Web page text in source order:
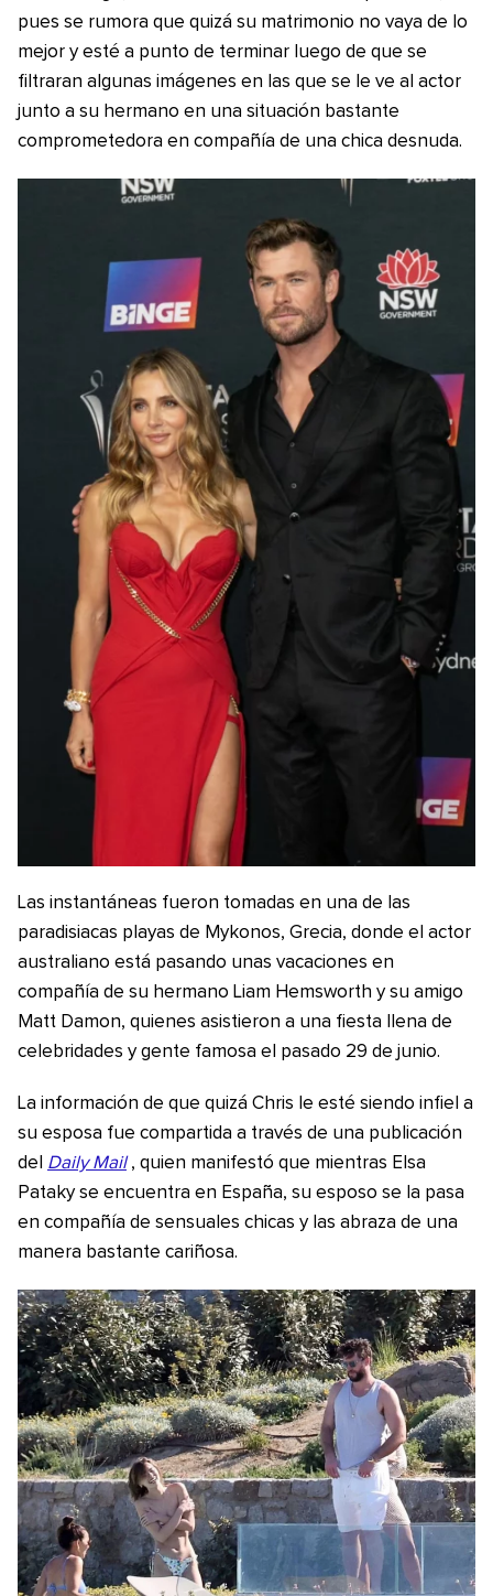
pues se rumora que quizá su matrimonio no vaya de lo
mejor y esté a punto de terminar luego de que se
filtraran algunas imágenes en las que se le ve al actor
junto a su hermano en una situación bastante
comprometedora en compañía de una chica desnuda.
Las instantáneas fueron tomadas en una de las
paradisiacas playas de Mykonos, Grecia, donde el actor
australiano está pasando unas vacaciones en
compañía de su hermano Liam Hemsworth y su amigo
Matt Damon, quienes asistieron a una fiesta llena de
celebridades y gente famosa el pasado 29 de junio.
La información de que quizá Chris le esté siendo infiel a
su esposa fue compartida a través de una publicación
del Daily Mail , quien manifestó que mientras Elsa
Pataky se encuentra en España, su esposo se la pasa
en compañía de sensuales chicas y las abraza de una
manera bastante cariñosa.